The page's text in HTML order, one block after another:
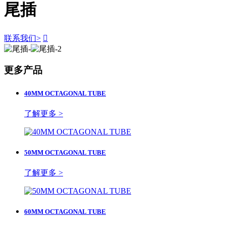
尾插
联系我们> 
更多产品
40MM OCTAGONAL TUBE
了解更多 >
50MM OCTAGONAL TUBE
了解更多 >
60MM OCTAGONAL TUBE